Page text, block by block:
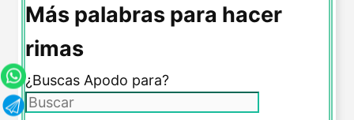
Más palabras para hacer
rimas
¿Buscas Apodo para?